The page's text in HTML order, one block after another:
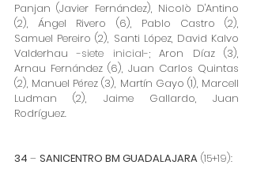
Panjan (Javier Fernández), Nicolò D'Antino
(2), Ángel Rivero (6), Pablo Castro (2),
Samuel Pereiro (2), Santi López, David Kalvo
Valderhau -siete inicial-; Aron Díaz (3),
Arnau Fernández (6), Juan Carlos Quintas
(2), Manuel Pérez (3), Martín Gayo (1), Marcell
Ludman (2), Jaime Gallardo, Juan
Rodríguez.
34 – SANICENTRO BM GUADALAJARA (15+19):